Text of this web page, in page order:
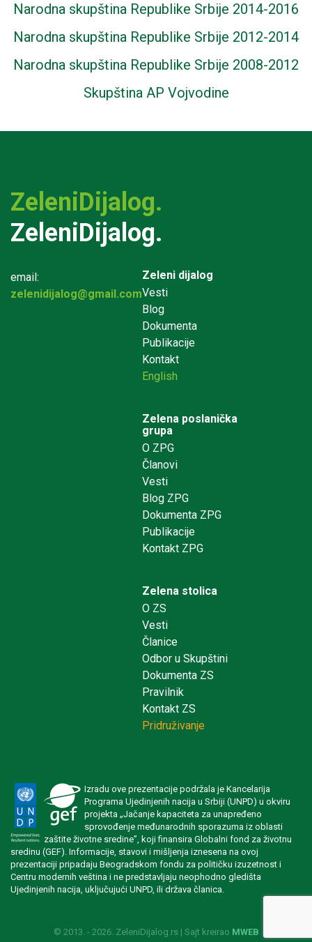
Narodna skupština Republike Srbije 2014-2016
Narodna skupština Republike Srbije 2012-2014
Narodna skupština Republike Srbije 2008-2012
Skupština AP Vojvodine
ZeleniDijalog.
ZeleniDijalog.
email:
zelenidijalog@gmail.com
Zeleni dijalog
Vesti
Blog
Dokumenta
Publikacije
Kontakt
English
Zelena poslanička
grupa
O ZPG
Članovi
Vesti
Blog ZPG
Dokumenta ZPG
Publikacije
Kontakt ZPG
Zelena stolica
O ZS
Vesti
Članice
Odbor u Skupštini
Dokumenta ZS
Pravilnik
Kontakt ZS
Pridruživanje
Izradu ove prezentacije podržala je Kancelarija
Programa Ujedinjenih nacija u Srbiji (UNPD) u okviru
projekta „Jačanje kapaciteta za unapređeno
sprovođenje međunarodnih sporazuma iz oblasti
zaštite životne sredine”, koji finansira Globalni fond za životnu
sredinu (GEF). Informacije, stavovi i mišljenja iznesena na ovoj
prezentaciji pripadaju Beogradskom fondu za političku izuzetnost i
Centru modernih veština i ne predstavljaju neophodno gledišta
Ujedinjenih nacija, uključujući UNPD, ili država članica.
© 2013. - 2026. ZeleniDijalog.rs | Sajt kreirao MWEB